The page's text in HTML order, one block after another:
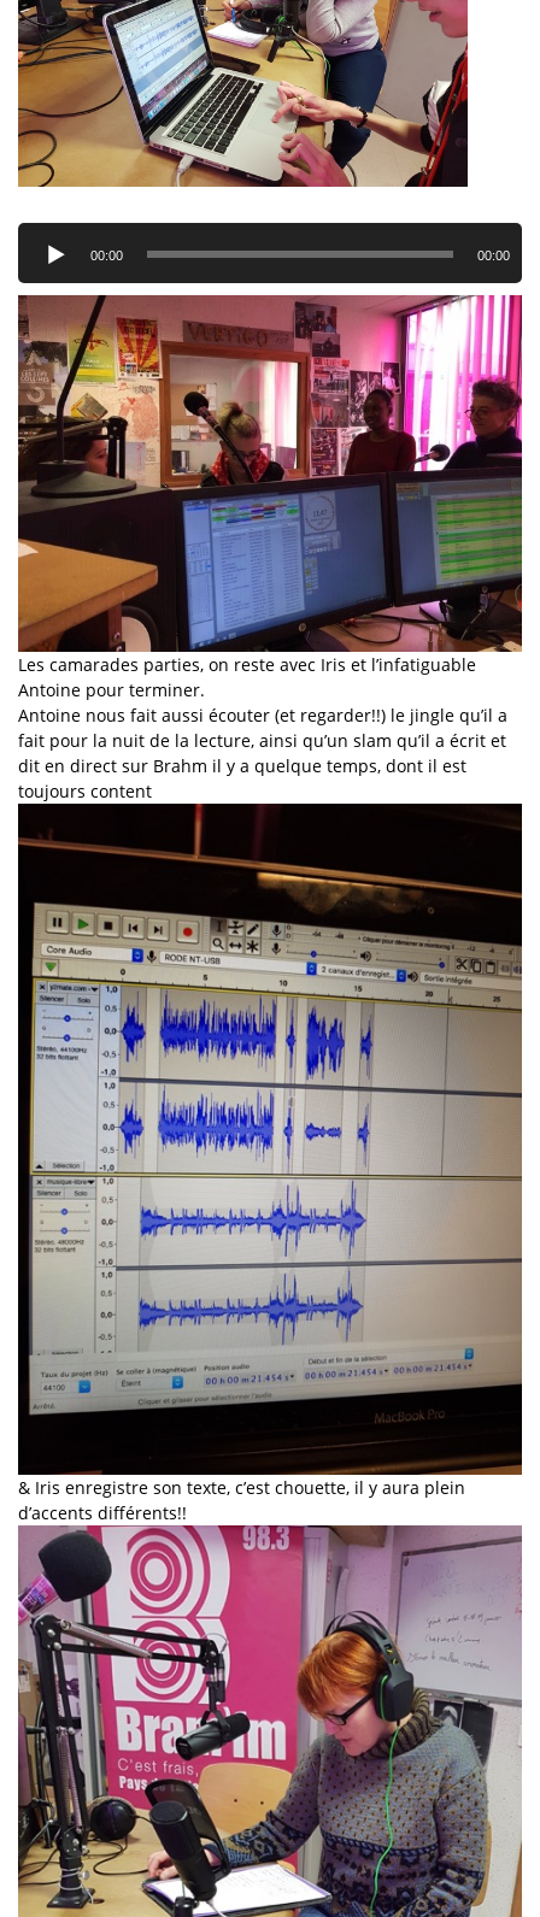
Lecteur
audio
00:00 00:00
Les camarades parties, on reste avec Iris et l’infatiguable
Antoine pour terminer.
Antoine nous fait aussi écouter (et regarder!!) le jingle qu’il a
fait pour la nuit de la lecture, ainsi qu’un slam qu’il a écrit et
dit en direct sur Brahm il y a quelque temps, dont il est
toujours content
& Iris enregistre son texte, c’est chouette, il y aura plein
d’accents différents!!